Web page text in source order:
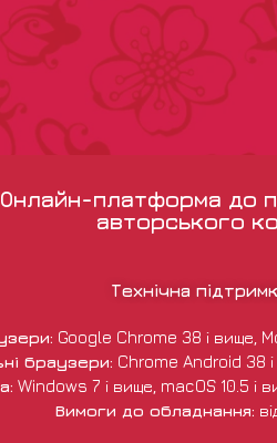
Онлайн-платформа до
авторського
Технічна
Google Chrome 38 і вище,
браузери: Chrome Android 38
Windows 7 і вище, macOS 10.5 і
Вимоги до обладнання: